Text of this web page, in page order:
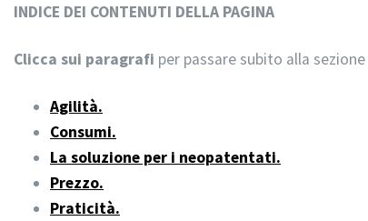
INDICE DEI CONTENUTI DELLA PAGINA
Clicca sui paragrafi per passare subito alla
Agilità.
Consumi.
La soluzione per i neopatentati.
Prezzo.
Praticità.